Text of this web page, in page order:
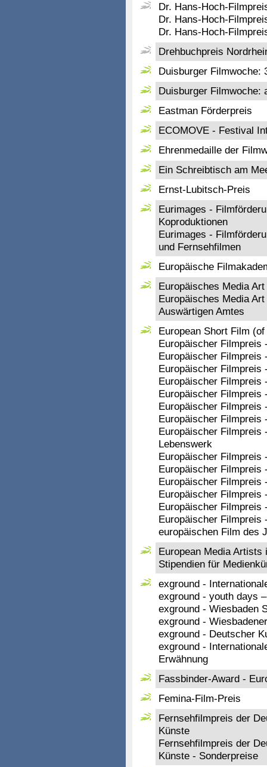
Dr. Hans-Hoch-
Dr. Hans-Hoch-
Dr. Hans-Hoch-
Drehbuchpreis
Duisburger Filmwoche:
Duisburger Filmwoche:
Eastman Förderpreis
ECOMOVE - Festival
Ehrenmedaille der
Ein Schreibtisch am
Ernst-Lubitsch-Preis
Eurimages -
Koproduktionen
Eurimages -
und Fernsehfilmen
Europäische
Europäisches Media
Europäisches Media
Auswärtigen Amtes
European Short Film
Europäischer Filmpreis
Europäischer Filmpreis
Europäischer Filmpreis
Europäischer Filmpreis
Europäischer Filmpreis
Europäischer Filmpreis
Europäischer Filmpreis
Europäischer Filmpreis
Lebenswerk
Europäischer Filmpreis
Europäischer Filmpreis
Europäischer Filmpreis
Europäischer Filmpreis
Europäischer
Europäischer Filmpreis
europäischen Film des
European Media
Stipendien für
exground -
exground - youth days
exground - Wiesbaden
exground -
exground - Deutscher
exground -
Erwähnung
Fassbinder-Award -
Femina-Film-Preis
Fernsehfilmpreis der
Künste
Fernsehfilmpreis der
Künste - Sonderpreise